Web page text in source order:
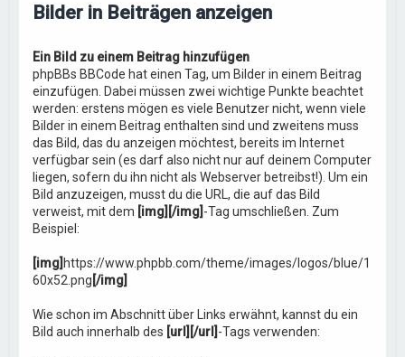
Bilder in Beiträgen anzeigen
Ein Bild zu einem Beitrag hinzufügen
phpBBs BBCode hat einen Tag, um Bilder in einem Beitrag
einzufügen. Dabei müssen zwei wichtige Punkte beachtet
werden: erstens mögen es viele Benutzer nicht, wenn viele
Bilder in einem Beitrag enthalten sind und zweitens muss
das Bild, das du anzeigen möchtest, bereits im Internet
verfügbar sein (es darf also nicht nur auf deinem Computer
liegen, sofern du ihn nicht als Webserver betreibst!). Um ein
Bild anzuzeigen, musst du die URL, die auf das Bild
verweist, mit dem [img][/img] -Tag umschließen. Zum
Beispiel:
[img] https://www.phpbb.com/theme/images/logos/blue/1
60x52.png [/img]
Wie schon im Abschnitt über Links erwähnt, kannst du ein
Bild auch innerhalb des [url][/url] -Tags verwenden: